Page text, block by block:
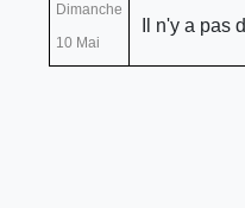
Dimanche
10 Mai
Il n'y a pas